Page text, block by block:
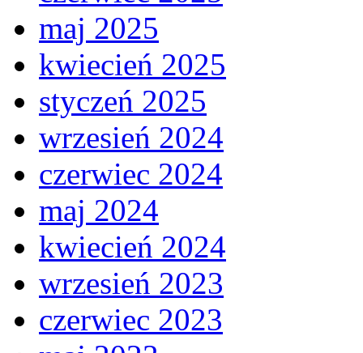
maj 2025
kwiecień 2025
styczeń 2025
wrzesień 2024
czerwiec 2024
maj 2024
kwiecień 2024
wrzesień 2023
czerwiec 2023